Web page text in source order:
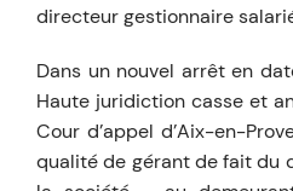
directeur gestionnaire
Dans un nouvel arrêt en
Haute juridiction casse et
Cour d’appel d’Aix-en-
qualité de gérant de fait du